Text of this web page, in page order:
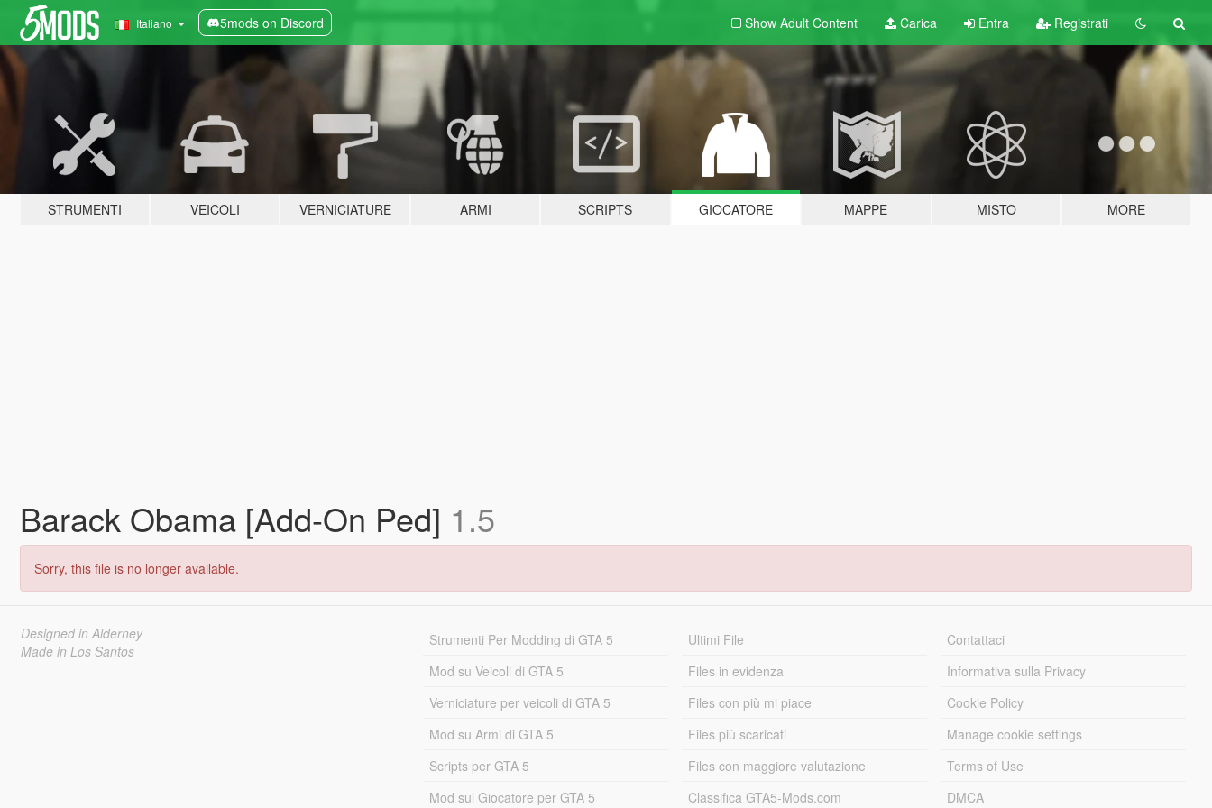
Italiano 5mods on Discord Show Adult Content Carica Entra Registrati
STRUMENTI VEICOLI VERNICIATURE ARMI SCRIPTS GIOCATORE MAPPE MISTO MORE
Barack Obama [Add-On Ped] 1.5
Sorry, this file is no longer available.
Designed in Alderney
Made in Los Santos
Strumenti Per Modding di GTA 5
Mod su Veicoli di GTA 5
Verniciature per veicoli di GTA 5
Mod su Armi di GTA 5
Scripts per GTA 5
Mod sul Giocatore per GTA 5
Ultimi File
Files in evidenza
Files con più mi piace
Files più scaricati
Files con maggiore valutazione
Classifica GTA5-Mods.com
Contattaci
Informativa sulla Privacy
Cookie Policy
Manage cookie settings
Terms of Use
DMCA